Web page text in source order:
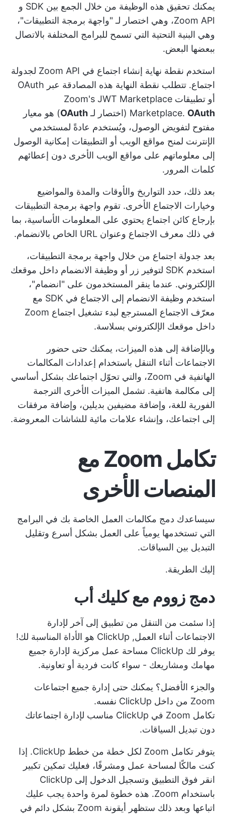
يمكنك تحقيق هذه الوظيفة من خلال الجمع بين SDK و
Zoom API، وهي اختصار لـ "واجهة برمجة التطبيقات"،
وهي البنية التحتية التي تسمح للبرامج المختلفة بالاتصال
ببعضها البعض.
استخدم نقطة نهاية إنشاء اجتماع في Zoom API لجدولة
اجتماع. تتطلب نقطة النهاية هذه المصادقة عبر OAuth
أو تطبيقات Zoom's JWT Marketplace
Marketplace. OAuth (اختصار لـOAuth) هو معيار
مفتوح لتفويض الوصول، ويُستخدم عادةً لمستخدمي
الإنترنت لمنح مواقع الويب أو التطبيقات إمكانية الوصول
إلى معلوماتهم على مواقع الويب الأخرى دون إعطائهم
كلمات المرور.
بعد ذلك، حدد التواريخ والأوقات والمدة والمواضيع
وخيارات الاجتماع الأخرى. تقوم واجهة برمجة التطبيقات
بإرجاع كائن اجتماع يحتوي على المعلومات الأساسية، بما
في ذلك معرف الاجتماع وعنوان URL الخاص بالانضمام.
بعد جدولة اجتماع من خلال واجهة برمجة التطبيقات،
استخدم SDK لتوفير زر أو وظيفة الانضمام داخل موقعك
الإلكتروني. عندما ينقر المستخدمون على "انضمام"،
استخدم وظيفة الانضمام إلى الاجتماع في SDK مع
معرّف الاجتماع المسترجع لبدء تشغيل اجتماع Zoom
داخل موقعك الإلكتروني بسلاسة.
وبالإضافة إلى هذه الميزات، يمكنك حتى حضور
الاجتماعات أثناء التنقل باستخدام إعدادات المكالمات
الهاتفية في Zoom، والتي تحوّل اجتماعك بشكل أساسي
إلى مكالمة هاتفية. تشمل الميزات الأخرى الترجمة
الفورية للغة، وإضافة مضيفين بديلين، وإضافة مرفقات
إلى اجتماعك، وإنشاء علامات مائية للشاشات المعروضة.
تكامل Zoom مع
المنصات الأخرى
سيساعدك دمج مكالمات العمل الخاصة بك في البرامج
التي تستخدمها يومياً على العمل بشكل أسرع وتقليل
التبديل بين السياقات.
إليك الطريقة.
دمج زووم مع كليك أب
إذا سئمت من التنقل من تطبيق إلى آخر لإدارة
الاجتماعات أثناء العمل, ClickUp هو الأداة المناسبة لك!
يوفر لك ClickUp مساحة عمل مركزية لإدارة جميع
مهامك ومشاريعك - سواء كانت فردية أو تعاونية.
والجزء الأفضل؟ يمكنك حتى إدارة جميع اجتماعات
Zoom من داخل ClickUp نفسه.
تكامل Zoom في ClickUp
مناسب لإدارة اجتماعاتك
دون تبديل السياقات.
يتوفر تكامل Zoom لكل خطة من خطط ClickUp. إذا
كنت مالكًا لمساحة عمل ومشرفًا، فعليك تمكين تكبير
انقر فوق التطبيق
وتسجيل الدخول إلى ClickUp
باستخدام Zoom. هذه خطوة لمرة واحدة يجب عليك
اتباعها وبعد ذلك ستظهر أيقونة Zoom بشكل دائم في